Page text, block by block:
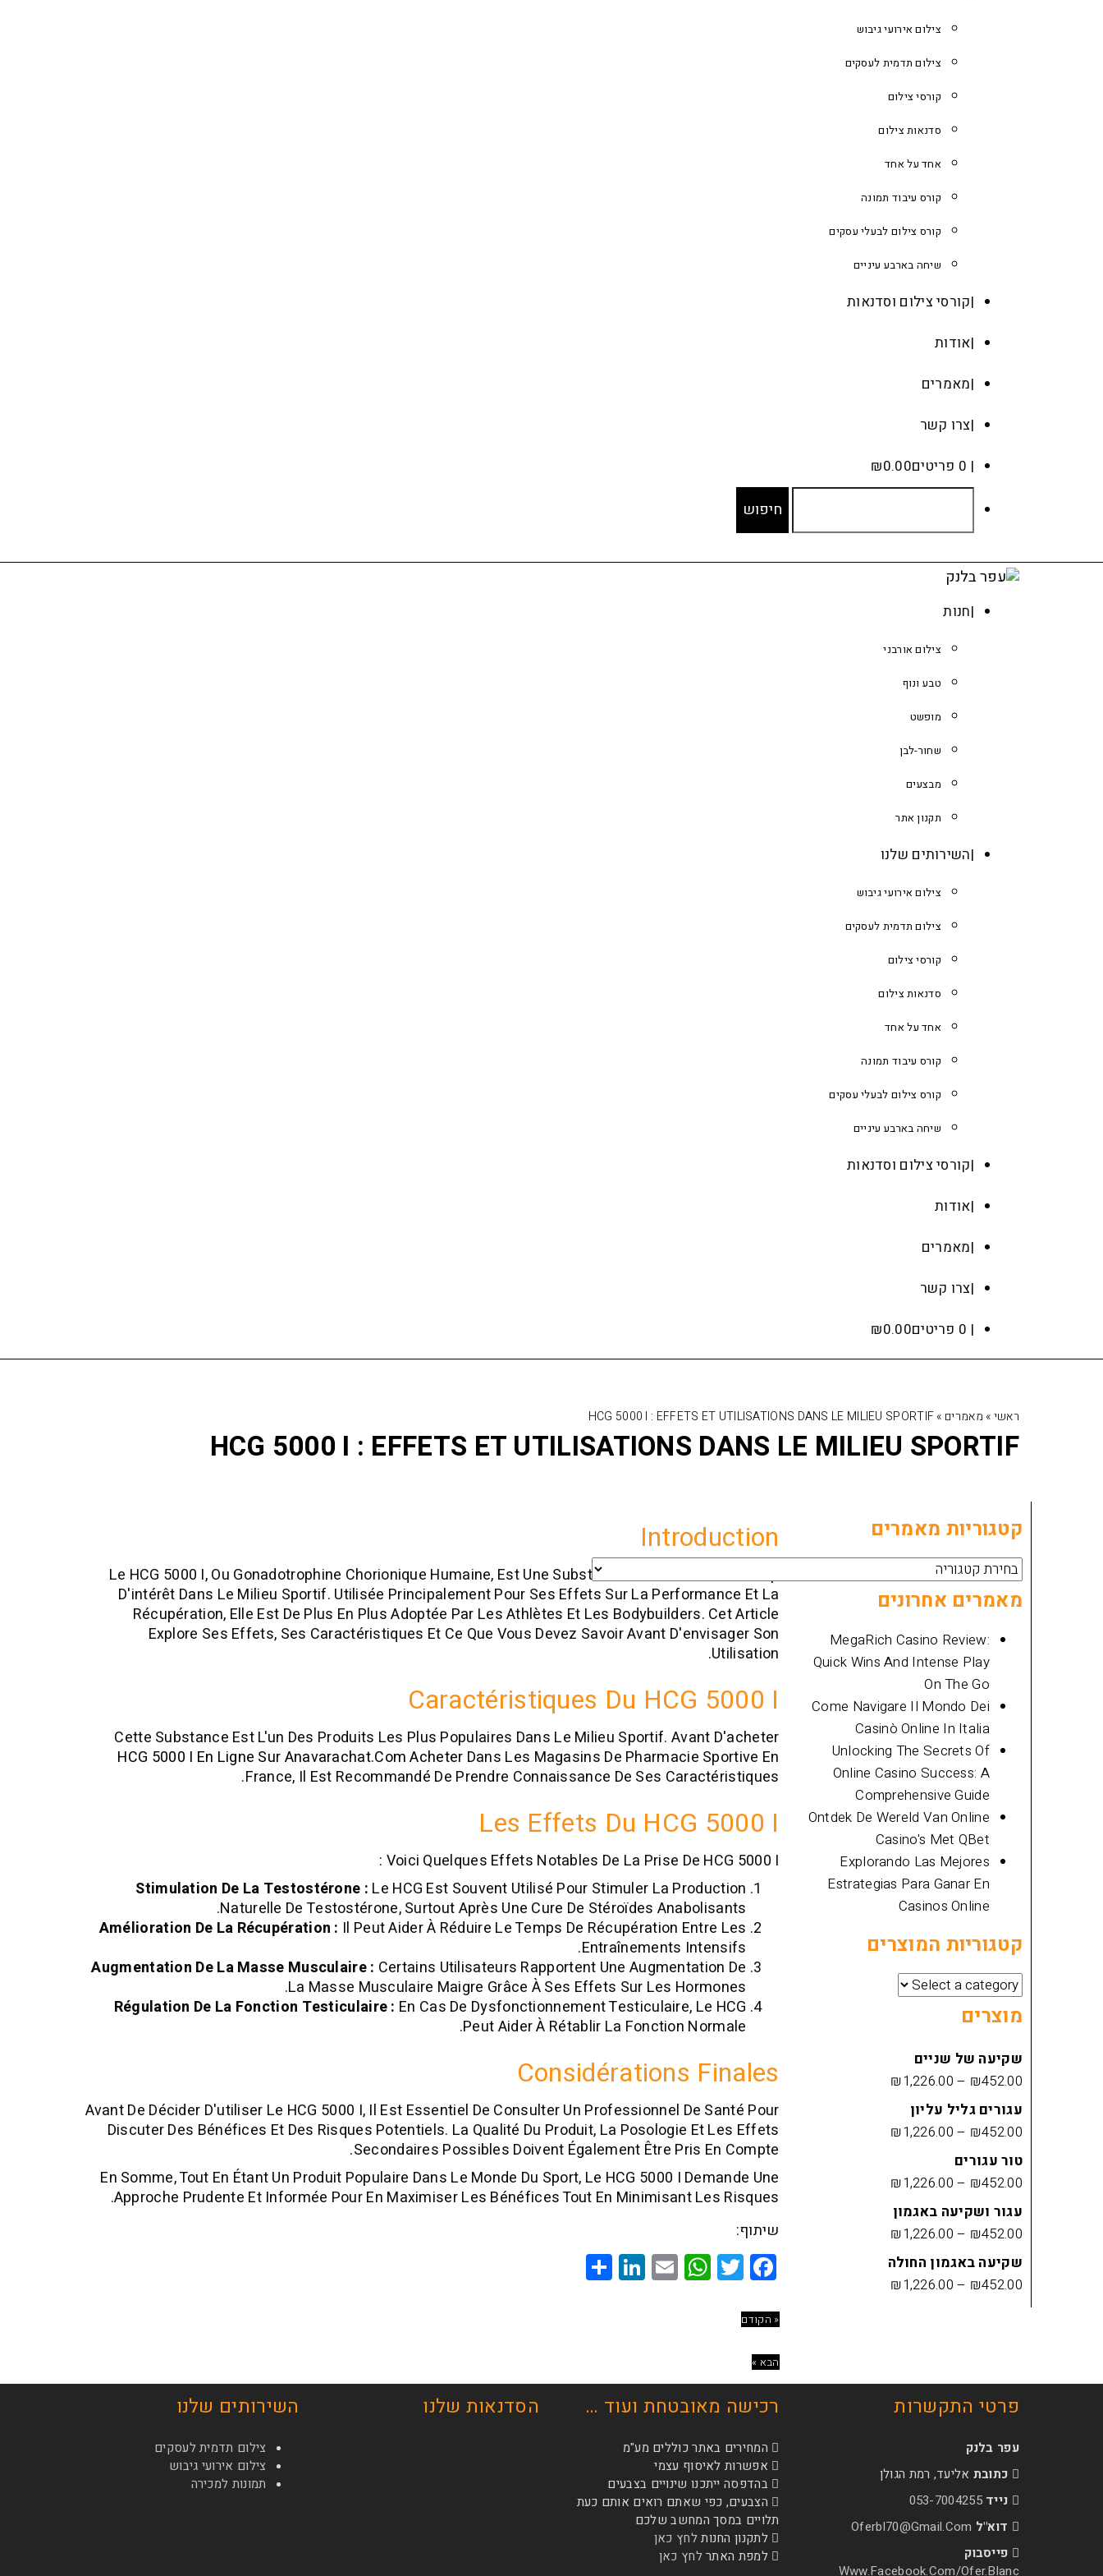
צילום אירועי גיבוש
צילום תדמית לעסקים
קורסי צילום
סדנאות צילום
אחד על אחד
קורס עיבוד תמונה
קורס צילום לבעלי עסקים
שיחה בארבע עיניים
קורסי צילום וסדנאות
אודות
מאמרים
צרו קשר
0 פריטים
₪0.00
חנות
צילום אורבני
טבע ונוף
מופשט
שחור-לבן
מבצעים
תקנון אתר
השירותים שלנו
צילום אירועי גיבוש
צילום תדמית לעסקים
קורסי צילום
סדנאות צילום
אחד על אחד
קורס עיבוד תמונה
קורס צילום לבעלי עסקים
שיחה בארבע עיניים
קורסי צילום וסדנאות
אודות
מאמרים
צרו קשר
0 פריטים
₪0.00
ראשי» מאמרים »
HCG 5000 I : EFFETS ET UTILISATIONS DANS LE MILIEU SPORTIF
HCG 5000 I : EFFETS ET UTILISATIONS DANS LE MILIEU SPORTIF
Introduction
Le HCG 5000 I, Ou Gonadotrophine Chorionique Humaine, Est Une Substance Qui Suscite Beaucoup
D'intérêt Dans Le Milieu Sportif. Utilisée Principalement Pour Ses Effets Sur La Performance Et La
Récupération, Elle Est De Plus En Plus Adoptée Par Les Athlètes Et Les Bodybuilders. Cet Article
Explore Ses Effets, Ses Caractéristiques Et Ce Que Vous Devez Savoir Avant D'envisager Son
Utilisation.
Caractéristiques Du HCG 5000 I
Cette Substance Est L'un Des Produits Les Plus Populaires Dans Le Milieu Sportif. Avant D'acheter
HCG 5000 I En Ligne Sur Anavarachat.com Acheter Dans Les Magasins De Pharmacie Sportive En
France, Il Est Recommandé De Prendre Connaissance De Ses Caractéristiques.
Les Effets Du HCG 5000 I
Voici Quelques Effets Notables De La Prise De HCG 5000 I :
Stimulation De La Testostérone : Le HCG Est Souvent Utilisé Pour Stimuler La Production
Naturelle De Testostérone, Surtout Après Une Cure De Stéroïdes Anabolisants.
Amélioration De La Récupération : Il Peut Aider À Réduire Le Temps De Récupération Entre Les
Entraînements Intensifs.
Augmentation De La Masse Musculaire : Certains Utilisateurs Rapportent Une Augmentation De
La Masse Musculaire Maigre Grâce À Ses Effets Sur Les Hormones.
Régulation De La Fonction Testiculaire : En Cas De Dysfonctionnement Testiculaire, Le HCG
Peut Aider À Rétablir La Fonction Normale.
Considérations Finales
Avant De Décider D'utiliser Le HCG 5000 I, Il Est Essentiel De Consulter Un Professionnel De Santé Pour
Discuter Des Bénéfices Et Des Risques Potentiels. La Qualité Du Produit, La Posologie Et Les Effets
Secondaires Possibles Doivent Également Être Pris En Compte.
En Somme, Tout En Étant Un Produit Populaire Dans Le Monde Du Sport, Le HCG 5000 I Demande Une
Approche Prudente Et Informée Pour En Maximiser Les Bénéfices Tout En Minimisant Les Risques.
שיתוף:
Facebook
Twitter
WhatsApp
Email
LinkedIn
« הקודם
הבא »
קטגוריות מאמרים
קטגוריות
מאמרים אחרונים
MegaRich Casino Review:
Quick Wins And Intense Play
On The Go
Come Navigare Il Mondo Dei
Casinò Online In Italia
Unlocking The Secrets Of
Online Casino Success: A
Comprehensive Guide
Ontdek De Wereld Van Online
Casino's Met QBet
Explorando Las Mejores
Estrategias Para Ganar En
Casinos Online
קטגוריות המוצרים
מוצרים
שקיעה של שניים
₪452.00
–
₪1,226.00
עגורים גליל עליון
₪452.00
–
₪1,226.00
טור עגורים
₪452.00
–
₪1,226.00
עגור ושקיעה באגמון
₪452.00
–
₪1,226.00
שקיעה באגמון החולה
₪452.00
–
₪1,226.00
השירותים שלנו
צילום תדמית לעסקים
צילום אירועי גיבוש
תמונות למכירה
הסדנאות שלנו רכישה מאובטחת ועוד …
המחירים באתר כוללים מע"מ
אפשרות לאיסוף עצמי
בהדפסה ייתכנו שינויים בצבעים
הצבעים, כפי שאתם רואים אותם כעת
תלויים במסך המחשב שלכם
לתקנון החנותלחץ כאן
למפת האתרלחץ כאן
פרטי התקשרות
עפר בלנק
כתובת אליעד, רמת הגולן
נייד 053-7004255
דוא"ל Oferbl70@Gmail.Com
פייסבוק
Www.facebook.com/ofer.blanc